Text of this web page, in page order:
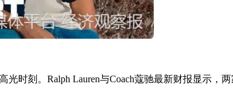
时刻。Ralph Lauren与Coach蔻驰最新财报显示，